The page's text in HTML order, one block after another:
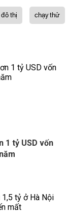
thị chạy thử
1 tỷ USD vốn